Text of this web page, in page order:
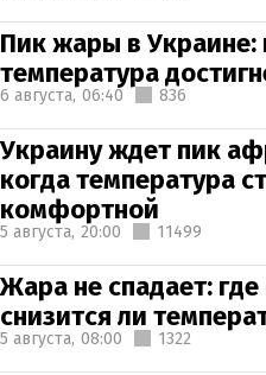
Пик жары в Украине:
температура
6 августа, 06:40 836
Украину ждет пик
когда температура
комфортной
5 августа, 20:00 11499
Жара не спадает:
снизится ли
5 августа, 08:00 1322